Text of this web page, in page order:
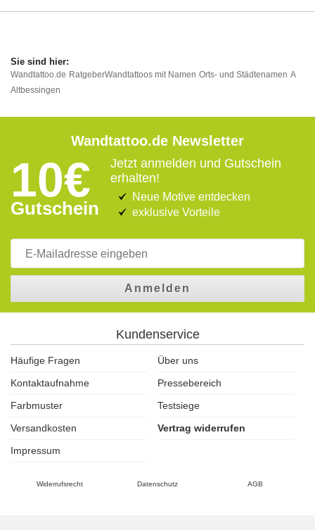
Wandtattoo.de RatgeberWandtattoos mit Namen Orts- und Städtenamen A
Altbessingen
Wandtattoo.de Newsletter
10€
Gutschein
Jetzt anmelden und Gutschein
erhalten!
Neue Motive entdecken
exklusive Vorteile
Anmelden
Kundenservice
Häufige Fragen
Über uns
Kontaktaufnahme
Pressebereich
Farbmuster
Testsiege
Versandkosten
Vertrag widerrufen
Impressum
Widerrufsrecht Datenschutz AGB